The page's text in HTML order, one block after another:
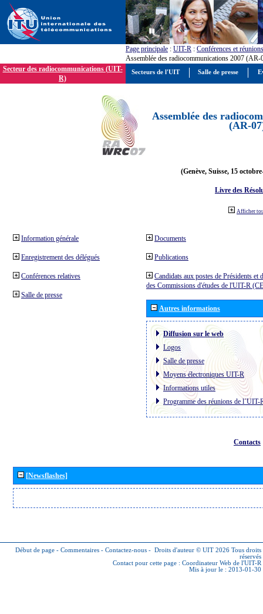
Page principale : UIT-R : Conférences et réunions
Assemblée des radiocommunications 2007 (AR-
Secteur des radiocommunications (UIT-
R)
Assemblée des
(AR-
(Genève, Suisse, 15
Livre des
Afficher
Information générale
Enregistrement des délégués
Conférences relatives
Salle de presse
Documents
Publications
Candidats aux postes de Présidents et
des Commissions d'études de l'UIT-R
Autres informations
Diffusion sur le web
Logos
Salle de presse
Moyens électroniques UIT-R
Informations utiles
Programme des réunions de l´UIT-
Contacts
[Newsflashes]
Début de page - Commentaires - Contactez-nous - Droits d'auteur © UIT 2026 Tous droits
réservés
Contact pour cette page : Coordinateur Web de l'UIT-R
Mis à jour le : 2013-01-30
Secteurs de l'UIT Salle de presse